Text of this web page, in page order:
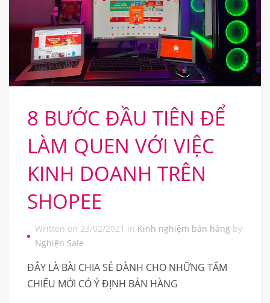
8 BƯỚC ĐẦU TIÊN ĐỂ
LÀM QUEN VỚI VIỆC
KINH DOANH TRÊN
SHOPEE
Written on 23/02/2021 in Kinh nghiệm bán hàng by
Nghiện Sale
ĐÂY LÀ BÀI CHIA SẺ DÀNH CHO NHỮNG TẤM
CHIẾU MỚI CÓ Ý ĐỊNH BÁN HÀNG